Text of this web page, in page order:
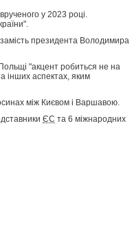
у 2023 році.
президента Володимира
Польщі "акцент робиться не на
інших аспектах, яким
між Києвом і Варшавою.
ЄС та 6 міжнародних